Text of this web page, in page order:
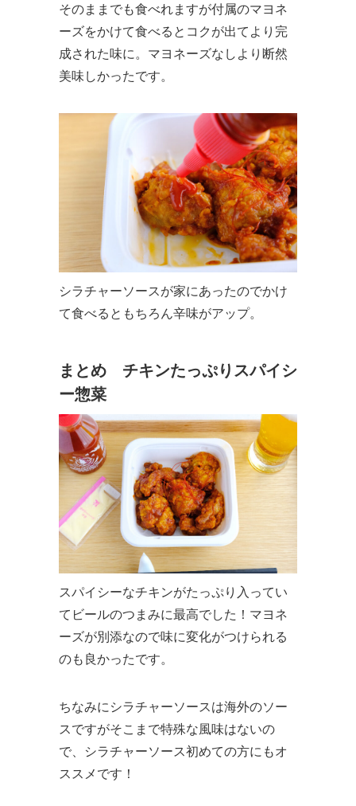
そのままでも食べれますが付属のマヨネ
ーズをかけて食べるとコクが出てより完
成された味に。マヨネーズなしより断然
美味しかったです。
シラチャーソースが家にあったのでかけ
て食べるともちろん辛味がアップ。
まとめ チキンたっぷりスパイシ
ー惣菜
スパイシーなチキンがたっぷり入ってい
てビールのつまみに最高でした！マヨネ
ーズが別添なので味に変化がつけられる
のも良かったです。
ちなみにシラチャーソースは海外のソー
スですがそこまで特殊な風味はないの
で、シラチャーソース初めての方にもオ
ススメです！